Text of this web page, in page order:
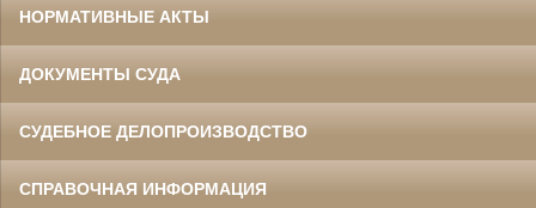
НОРМАТИВНЫЕ АКТЫ
ДОКУМЕНТЫ СУДА
СУДЕБНОЕ ДЕЛОПРОИЗВОДСТВО
СПРАВОЧНАЯ ИНФОРМАЦИЯ